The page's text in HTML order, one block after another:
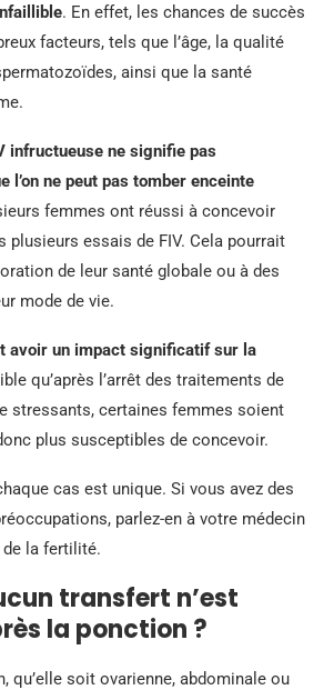
. En effet, les chances de succès
facteurs, tels que l’âge, la qualité
ainsi que la santé
infructueuse ne signifie pas
l’on ne peut pas tomber enceinte
femmes ont réussi à concevoir
plusieurs essais de FIV. Cela pourrait
de leur santé globale ou à des
mode de vie.
avoir un impact significatif sur la
qu’après l’arrêt des traitements de
stressants, certaines femmes soient
plus susceptibles de concevoir.
cas est unique. Si vous avez des
parlez-en à votre médecin
la fertilité.
transfert n’est
la ponction ?
qu’elle soit ovarienne, abdominale ou